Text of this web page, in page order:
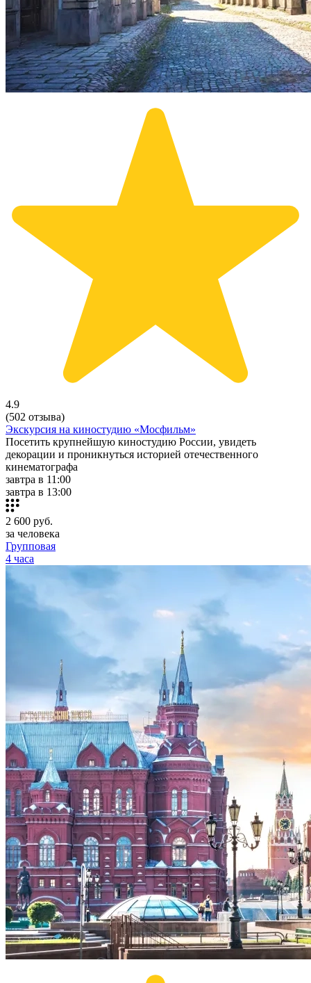
4.9
(502 отзыва)
Экскурсия на киностудию «Мосфильм»
Посетить крупнейшую киностудию России, увидеть
декорации и проникнуться историей отечественного
кинематографа
завтра в 11:00
завтра в 13:00
2 600 руб.
за человека
Групповая
4 часа